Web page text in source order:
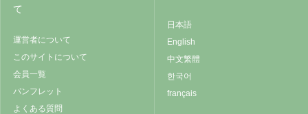
て
運営者について
このサイトについて
会員一覧
パンフレット
よくある質問
日本語
English
中文繁體
한국어
français